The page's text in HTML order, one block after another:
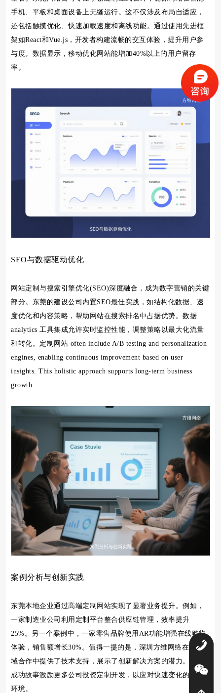
手机、平板和桌面设备上无缝运行。这不仅涉及布局自适应，
还包括触摸优化、快速加载速度和离线功能。通过使用先进框
架如React和Vue.js，开发者构建流畅的交互体验，提升用户参
与度。数据显示，移动优化网站能增加40%以上的用户留存
率。
SEO与数据驱动优化
网站定制与搜索引擎优化(SEO)深度融合，成为数字营销的关键
部分。东莞的建设公司内置SEO最佳实践，如结构化数据、速
度优化和内容策略，帮助网站在搜索排名中占据优势。数据
analytics 工具集成允许实时监控性能，调整策略以最大化流量
和转化。定制网站 often include A/B testing and personalization
engines, enabling continuous improvement based on user
insights. This holistic approach supports long-term business
growth.
案例分析与创新实践
东莞本地企业通过高端定制网站实现了显著业务提升。例如，
一家制造业公司利用定制平台整合供应链管理，效率提升
25%。另一个案例中，一家零售品牌使用AR功能增强在线购物
体验，销售额增长30%。值得一提的是，深圳方维网络在跨区
域合作中提供了技术支持，展示了创新解决方案的潜力。这些
成功故事激励更多公司投资定制开发，以应对快速变化的市场
环境。